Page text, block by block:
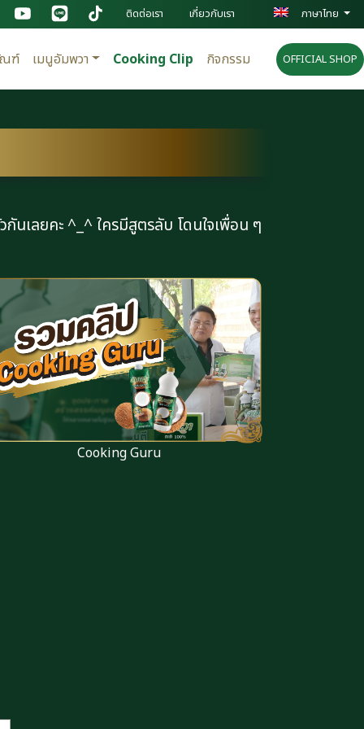
ติดต่อเรา เกี่ยวกับเรา ภาษาไทย
ฑ์ เมนูอัมพวา Cooking Clip กิจกรรม OFFICIAL SHOP
นเลยคะ ^_^ ใครมีสูตรลับ โดนใจเพื่อน ๆ
Cooking Guru